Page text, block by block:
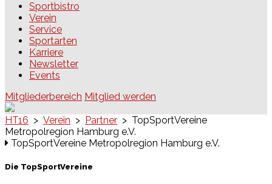
Sportbistro
Verein
Service
Sportarten
Karriere
Newsletter
Events
Mitgliederbereich Mitglied werden
HT16 > Verein > Partner > TopSportVereine
Metropolregion Hamburg e.V.
TopSportVereine Metropolregion Hamburg e.V.
Die TopSportVereine